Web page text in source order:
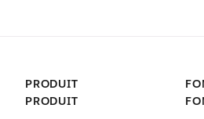
PRODUIT
PRODUIT